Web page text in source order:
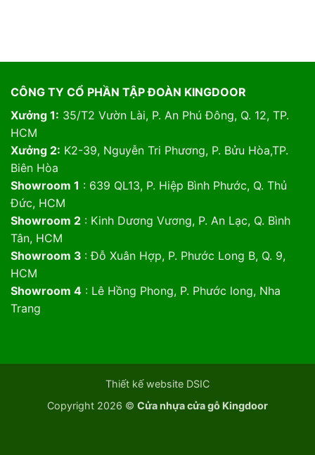
CÔNG TY CỔ PHẦN TẬP ĐOÀN KINGDOOR
Xưởng 1: 35/T2 Vườn Lài, P. An Phú Đông, Q. 12, TP.
HCM
Xưởng 2: K2-39, Nguyễn Tri Phương, P. Bửu Hòa,TP.
Biên Hòa
Showroom 1 : 639 QL13, P. Hiệp Bình Phước, Q. Thủ
Đức, HCM
Showroom 2: Kinh Dương Vương, P. An Lạc, Q. Bình
Tân, HCM
Showroom 3 : Đỗ Xuân Hợp, P. Phước Long B, Q. 9,
HCM
Showroom 4: Lê Hồng Phong, P. Phước long, Nha
Trang
Thiết kế website DSIC
Copyright 2026 © Cửa nhựa cửa gỗ Kingdoor